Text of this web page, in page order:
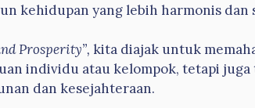
kehidupan yang lebih harmonis dan
Prosperity”, kita diajak untuk
individu atau kelompok, tetapi
dan kesejahteraan.